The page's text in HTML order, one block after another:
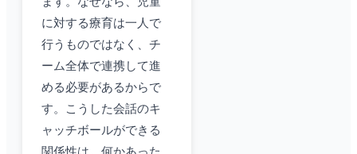
に対する療育は一人で
行うものではなく、チ
ーム全体で連携して進
める必要があるからで
す。こうした会話のキ
ャッチボールができる